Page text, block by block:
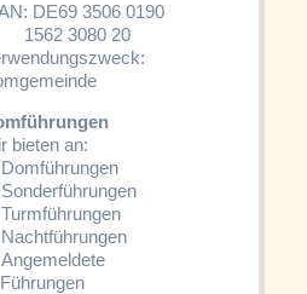
DE69 3506 0190
3080 20
bieten an:
Domführungen
Sonderführungen
Turmführungen
Nachtführungen
Angemeldete
Führungen